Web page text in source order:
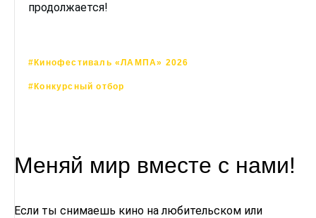
продолжается!
#Кинофестиваль «ЛАМПА» 2026
#Конкурсный отбор
Меняй мир вместе с нами!
Если ты снимаешь кино на любительском или